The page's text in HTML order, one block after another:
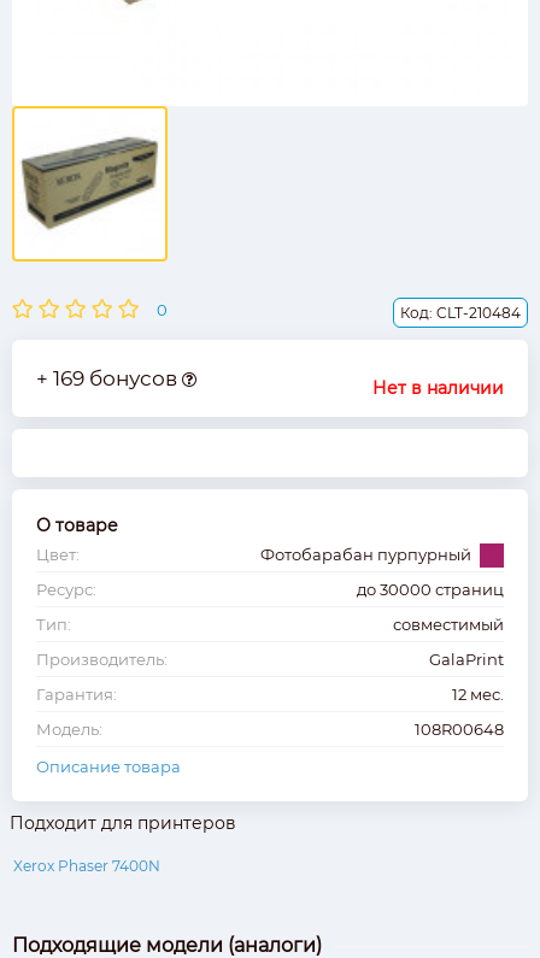
0 Код: CLT-210484
Нет в наличии
+ 169 бонусов
О товаре
Цвет: Фотобарабан пурпурный
Ресурс:
до 30000 страниц
Тип:
совместимый
Производитель:
GalaPrint
Гарантия:
12 мес.
Модель:
108R00648
Описание товара
Подходит для принтеров
Xerox Phaser 7400N
Подходящие модели (аналоги)